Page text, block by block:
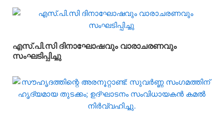
എസ്.പി.സി ദിനാഘോഷവും വാരാചരണവും
സംഘടിപ്പിച്ചു